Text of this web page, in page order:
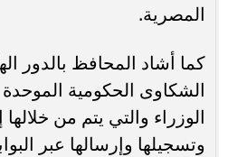
المصرية.
كما أشاد المحافظ بالدور
الشكاوى الحكومية
الوزراء والتي يتم من
وتسجيلها وإرسالها عبر